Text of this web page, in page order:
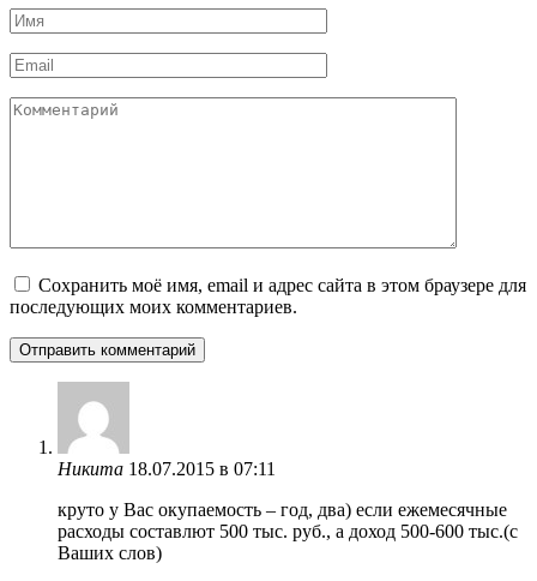
Имя
*
Email
*
Комментарий
Сохранить моё имя, email и адрес сайта в этом браузере для
последующих моих комментариев.
Никита 18.07.2015 в 07:11
круто у Вас окупаемость – год, два) если ежемесячные
расходы составлют 500 тыс. руб., а доход 500-600 тыс.(с
Ваших слов)